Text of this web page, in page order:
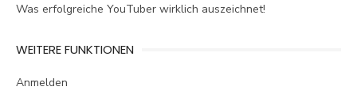
Was erfolgreiche YouTuber wirklich auszeichnet!
WEITERE FUNKTIONEN
Anmelden